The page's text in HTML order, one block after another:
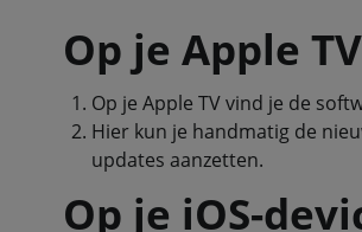
Op je Apple TV
Op je Apple TV vind je de
Hier kun je handmatig de
updates aanzetten.
Op je iOS-